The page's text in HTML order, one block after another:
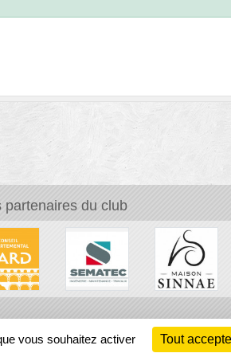
partenaires du club
vous souhaitez activer Tout